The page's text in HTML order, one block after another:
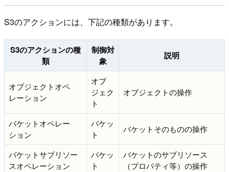
S3のアクションには、下記の種類があります。
S3のアクションの種
類
制御対
象
説明
オブジェクトオペ
レーション
オブ
ジェク
ト
オブジェクトの操作
バケットオペレー
ション
バケッ
ト
バケットそのものの操作
バケットサブリソー
スオペレーション
バケッ
ト
バケットのサブリソース
（プロパティ等）の操作